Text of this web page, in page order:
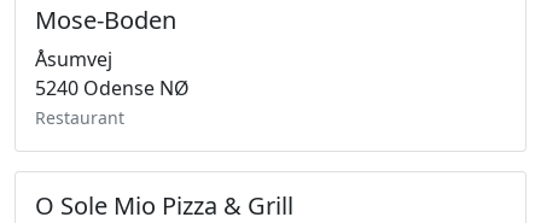
Mose-Boden
Åsumvej
5240 Odense NØ
Restaurant
O Sole Mio Pizza & Grill